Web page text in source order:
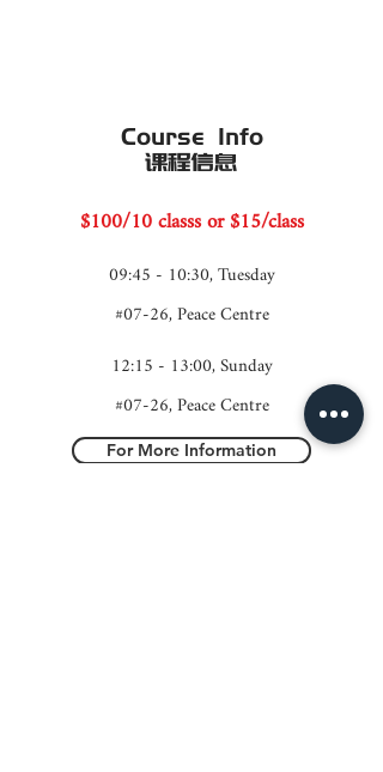
Course Info
​课程信息
$100/10 classs or $15/class
09:45 - 10:30, Tuesday
#07-26, Peace Centre
12:15 - 13:00, Sunday
#07-26, Peace Centre
For More Information